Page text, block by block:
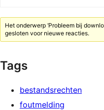
Het onderwerp ‘Probleem bij
gesloten voor nieuwe reacties.
Tags
bestandsrechten
foutmelding